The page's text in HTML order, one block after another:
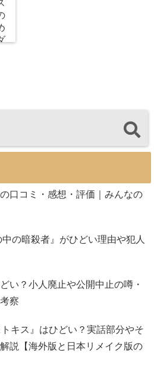
口コミ・感想・評価｜みんなの
中の暗殺者』がひどい理由や犯人
い？小人廃止や公開中止の噂・
察
トキス』はひどい？実話部分やそ
説【海外版と日本リメイク版の